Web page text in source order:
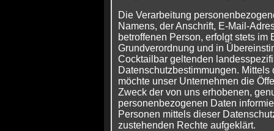
Die Verarbeitung
Namens, der Anschrift, E-Mail-
betroffenen Person, erfolgt stets
Grundverordnung und in
Cocktailbar geltenden
Datenschutzbestimmungen.
möchte unser Unternehmen die
Zweck der von uns erhobenen,
personenbezogenen Daten
Personen mittels dieser
zustehenden Rechte aufgeklärt.